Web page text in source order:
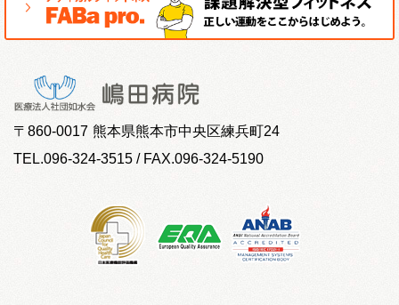
〒 860-0017 熊本県熊本市中央区練兵町24
TEL.096-324-3515 / FAX.096-324-5190